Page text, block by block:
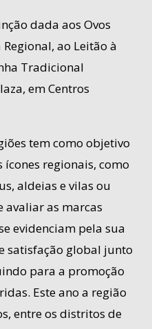
dada aos Ovos
ao Leitão à
Tradicional
em Centros
tem como objetivo
regionais, como
aldeias e vilas ou
avaliar as marcas
evidenciam pela sua
satisfação global junto
para a promoção
Este ano a região
entre os distritos de